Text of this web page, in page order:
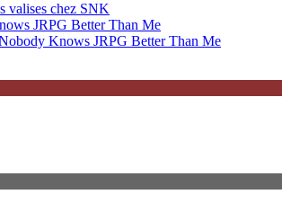
valises chez SNK
JRPG Better Than Me
Knows JRPG Better Than Me